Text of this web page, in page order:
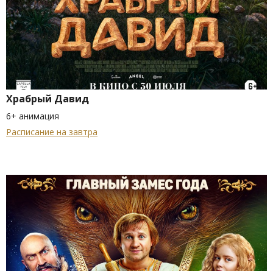
Храбрый Давид
6+ анимация
Расписание на завтра